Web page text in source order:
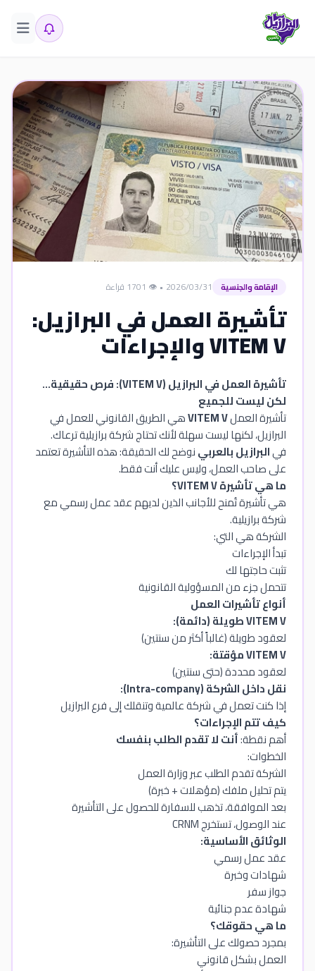
الإقامة والجنسية 2026/03/31
• 👁️ 1701 قراءة
تأشيرة العمل في البرازيل:
VITEM V والإجراءات
تأشيرة العمل في البرازيل (VITEM V): فرص حقيقية…
لكن ليست للجميع
تأشيرة العملVITEM Vهي الطريق القانوني للعمل في
البرازيل، لكنها ليست سهلة لأنك تحتاج شركة برازيلية ترعاك.
فيالبرازيل بالعربينوضح لك الحقيقة: هذه التأشيرة تعتمد
على صاحب العمل، وليس عليك أنت فقط.
ما هي تأشيرة VITEM V؟
هي تأشيرة تُمنح للأجانب الذين لديهم عقد عمل رسمي مع
شركة برازيلية.
الشركة هي التي:
تبدأ الإجراءات
تثبت حاجتها لك
تتحمل جزء من المسؤولية القانونية
أنواع تأشيرات العمل
VITEM V طويلة (دائمة):
لعقود طويلة (غالباً أكثر من سنتين)
VITEM V مؤقتة:
لعقود محددة (حتى سنتين)
نقل داخل الشركة (Intra-company):
إذا كنت تعمل في شركة عالمية وتنقلك إلى فرع البرازيل
كيف تتم الإجراءات؟
أهم نقطة:أنت لا تقدم الطلب بنفسك
الخطوات:
الشركة تقدم الطلب عبر وزارة العمل
يتم تحليل ملفك (مؤهلات + خبرة)
بعد الموافقة، تذهب للسفارة للحصول على التأشيرة
عند الوصول، تستخرج CRNM
الوثائق الأساسية:
عقد عمل رسمي
شهادات وخبرة
جواز سفر
شهادة عدم جنائية
ما هي حقوقك؟
بمجرد حصولك على التأشيرة:
العمل بشكل قانوني